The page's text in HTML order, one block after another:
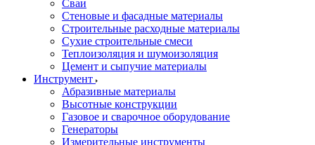
Сваи
Стеновые и фасадные материалы
Строительные расходные материалы
Сухие строительные смеси
Теплоизоляция и шумоизоляция
Цемент и сыпучие материалы
Инструмент
Абразивные материалы
Высотные конструкции
Газовое и сварочное оборудование
Генераторы
Измерительные инструменты